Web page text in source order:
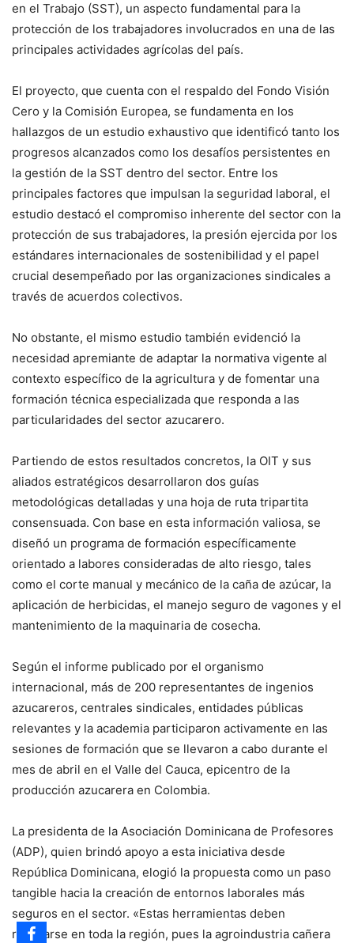
en el Trabajo (SST), un aspecto fundamental para la
protección de los trabajadores involucrados en una de las
principales actividades agrícolas del país.
El proyecto, que cuenta con el respaldo del Fondo Visión
Cero y la Comisión Europea, se fundamenta en los
hallazgos de un estudio exhaustivo que identificó tanto los
progresos alcanzados como los desafíos persistentes en
la gestión de la SST dentro del sector. Entre los
principales factores que impulsan la seguridad laboral, el
estudio destacó el compromiso inherente del sector con la
protección de sus trabajadores, la presión ejercida por los
estándares internacionales de sostenibilidad y el papel
crucial desempeñado por las organizaciones sindicales a
través de acuerdos colectivos.
No obstante, el mismo estudio también evidenció la
necesidad apremiante de adaptar la normativa vigente al
contexto específico de la agricultura y de fomentar una
formación técnica especializada que responda a las
particularidades del sector azucarero.
Partiendo de estos resultados concretos, la OIT y sus
aliados estratégicos desarrollaron dos guías
metodológicas detalladas y una hoja de ruta tripartita
consensuada. Con base en esta información valiosa, se
diseñó un programa de formación específicamente
orientado a labores consideradas de alto riesgo, tales
como el corte manual y mecánico de la caña de azúcar, la
aplicación de herbicidas, el manejo seguro de vagones y el
mantenimiento de la maquinaria de cosecha.
Según el informe publicado por el organismo
internacional, más de 200 representantes de ingenios
azucareros, centrales sindicales, entidades públicas
relevantes y la academia participaron activamente en las
sesiones de formación que se llevaron a cabo durante el
mes de abril en el Valle del Cauca, epicentro de la
producción azucarera en Colombia.
La presidenta de la Asociación Dominicana de Profesores
(ADP), quien brindó apoyo a esta iniciativa desde
República Dominicana, elogió la propuesta como un paso
tangible hacia la creación de entornos laborales más
seguros en el sector. «Estas herramientas deben
replicarse en toda la región, pues la agroindustria cañera